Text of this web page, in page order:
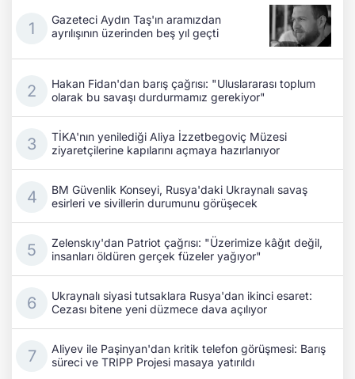
Gazeteci Aydın Taş'ın aramızdan
ayrılışının üzerinden beş yıl geçti
Hakan Fidan'dan barış çağrısı: "Uluslararası toplum
olarak bu savaşı durdurmamız gerekiyor"
TİKA'nın yenilediği Aliya İzzetbegoviç Müzesi
ziyaretçilerine kapılarını açmaya hazırlanıyor
BM Güvenlik Konseyi, Rusya'daki Ukraynalı savaş
esirleri ve sivillerin durumunu görüşecek
Zelenskıy'dan Patriot çağrısı: "Üzerimize kâğıt değil,
insanları öldüren gerçek füzeler yağıyor"
Ukraynalı siyasi tutsaklara Rusya'dan ikinci esaret:
Cezası bitene yeni düzmece dava açılıyor
Aliyev ile Paşinyan'dan kritik telefon görüşmesi: Barış
süreci ve TRIPP Projesi masaya yatırıldı